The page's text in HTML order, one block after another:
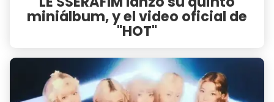
miniálbum, y el video oficial de
"HOT"